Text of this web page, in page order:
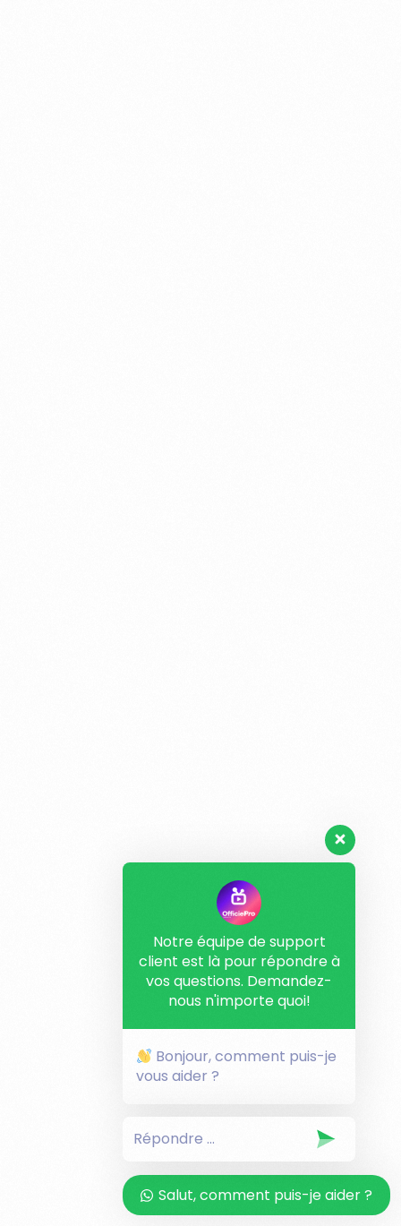
login
Notre équipe de support
client est là pour répondre à
vos questions. Demandez-
nous n'importe quoi!
Bonjour, comment puis-je
vous aider ?
Salut, comment puis-je aider ?